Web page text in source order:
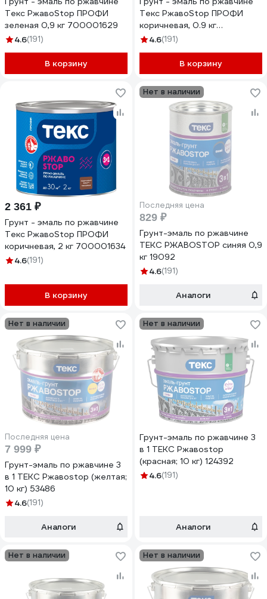
Текс РжавоStop ПРОФИ
зеленая 0,9 кг 700001629
4.6(191)
В корзину
Текс РжавоStop ПРОФИ
коричневая, 0.9 кг
700001632
4.6(191)
В корзину
2 361 ₽
Грунт - эмаль по ржавчине
Текс РжавоStop ПРОФИ
коричневая, 2 кг 700001634
4.6(191)
В корзину
Нет в наличии
Последняя цена
829 ₽
Грунт-эмаль по ржавчине
ТЕКС РЖАВОSTOP синяя 0,9
кг 19092
4.6(191)
Аналоги
Нет в наличии
Последняя цена
7 999 ₽
Грунт-эмаль по ржавчине 3
в 1 ТЕКС Ржавоstop (желтая;
10 кг) 53486
4.6(191)
Аналоги
Нет в наличии
Грунт-эмаль по ржавчине 3
в 1 ТЕКС Ржавоstop
(красная; 10 кг) 124392
4.6(191)
Аналоги
Нет в наличии Нет в наличии